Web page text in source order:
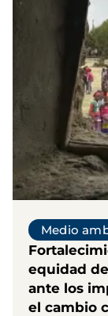
Medio
equidad
ante los
el cambio